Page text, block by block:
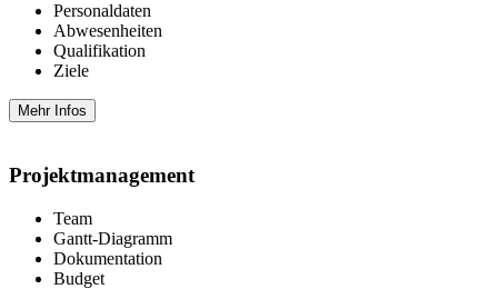
Personaldaten
Abwesenheiten
Qualifikation
Ziele
Mehr Infos
Projektmanagement
Team
Gantt-Diagramm
Dokumentation
Budget